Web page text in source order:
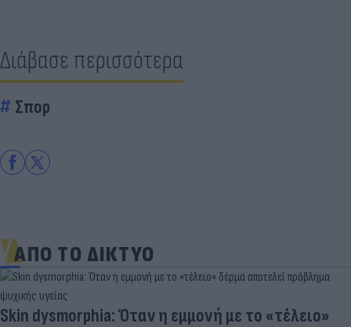
Διάβασε περισσότερα
Σπορ
ΑΠΟ ΤΟ ΔΙΚΤΥΟ